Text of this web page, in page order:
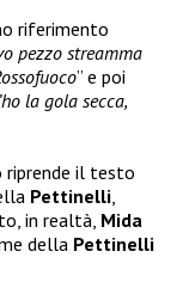
riferimento
pezzo streamma
” e poi
la gola secca,
riprende il testo
Pettinelli,
in realtà, Mida
della Pettinelli